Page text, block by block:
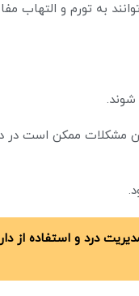
به تورم و التهاب
شوند.
مشکلات ممکن است در
درد و استفاده از